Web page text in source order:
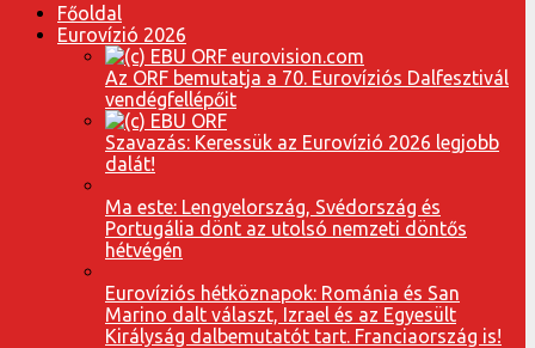
Főoldal
Eurovízió 2026
Az ORF bemutatja a 70. Eurovíziós Dalfesztivál
vendégfellépőit
Szavazás: Keressük az Eurovízió 2026 legjobb
dalát!
Ma este: Lengyelország, Svédország és
Portugália dönt az utolsó nemzeti döntős
hétvégén
Eurovíziós hétköznapok: Románia és San
Marino dalt választ, Izrael és az Egyesült
Királyság dalbemutatót tart. Franciaország is!